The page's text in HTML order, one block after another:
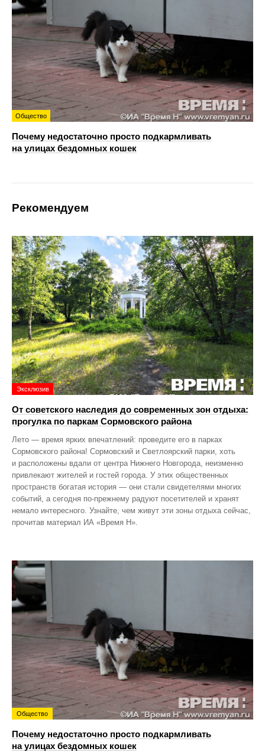
Общество
Почему недостаточно просто подкармливать
на улицах бездомных кошек
Рекомендуем
Эксклюзив
От советского наследия до современных зон отдыха:
прогулка по паркам Сормовского района
Лето — время ярких впечатлений: проведите его в парках
Сормовского района! Сормовский и Светлоярский парки, хоть
и расположены вдали от центра Нижнего Новгорода, неизменно
привлекают жителей и гостей города. У этих общественных
пространств богатая история — они стали свидетелями многих
событий, а сегодня по‑прежнему радуют посетителей и хранят
немало интересного. Узнайте, чем живут эти зоны отдыха сейчас,
прочитав материал ИА «Время Н».
Общество
Почему недостаточно просто подкармливать
на улицах бездомных кошек